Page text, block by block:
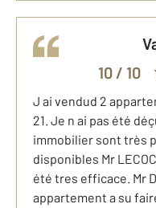
10/ 10
J ai vendud 2
21. Je n ai pas été
immobilier sont très
disponibles Mr
été tres efficace. Mr
appartement a su